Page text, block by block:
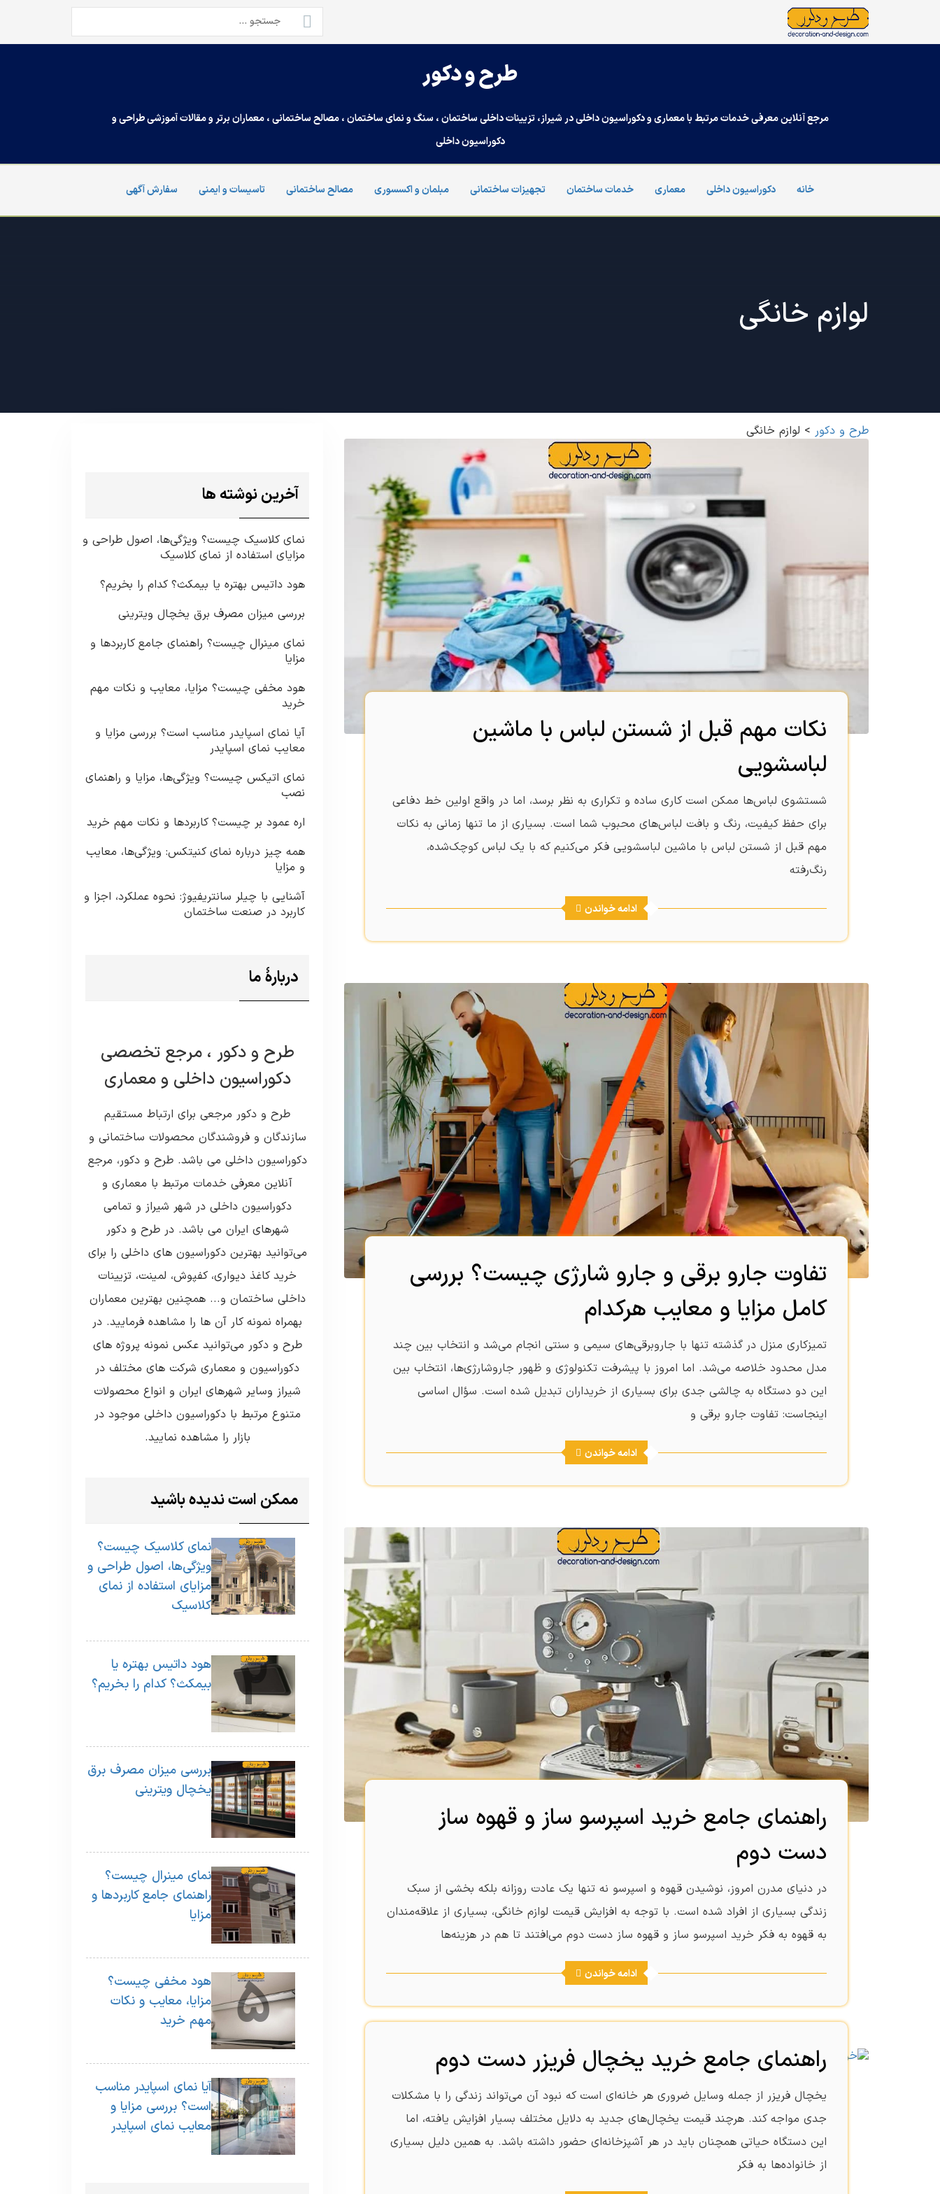
جستجو
برای:
طرح و دکور
مرجع آنلاین معرفی خدمات مرتبط با معماری و دکوراسیون داخلی در شیراز، تزیینات داخلی ساختمان ، سنگ و نمای ساختمان ، مصالح ساختمانی ، معماران برتر و مقالات آموزشی طراحی و
دکوراسیون داخلی
خانه دکوراسیون داخلی معماری خدمات ساختمان تجهیزات ساختمانی مبلمان و اکسسوری مصالح ساختمانی تاسیسات و ایمنی سفارش آگهی
لوازم خانگی
طرح و دکور > لوازم خانگی
نکات مهم قبل از شستن لباس با ماشین
لباسشویی
شستشوی لباس‌ها ممکن است کاری ساده و تکراری به نظر برسد، اما در واقع اولین خط دفاعی
برای حفظ کیفیت، رنگ و بافت لباس‌های محبوب شما است. بسیاری از ما تنها زمانی به نکات
مهم قبل از شستن لباس با ماشین لباسشویی فکر می‌کنیم که با یک لباس کوچک‌شده،
رنگ‌رفته
ادامه خواندن
تفاوت جارو برقی و جارو شارژی چیست؟ بررسی
کامل مزایا و معایب هرکدام
تمیزکاری منزل در گذشته تنها با جاروبرقی‌های سیمی و سنتی انجام می‌شد و انتخاب بین چند
مدل محدود خلاصه می‌شد. اما امروز با پیشرفت تکنولوژی و ظهور جاروشارژی‌ها، انتخاب بین
این دو دستگاه به چالشی جدی برای بسیاری از خریداران تبدیل شده است. سؤال اساسی
اینجاست: تفاوت جارو برقی و
ادامه خواندن
راهنمای جامع خرید اسپرسو ساز و قهوه ساز
دست دوم
در دنیای مدرن امروز، نوشیدن قهوه و اسپرسو نه تنها یک عادت روزانه بلکه بخشی از سبک
زندگی بسیاری از افراد شده است. با توجه به افزایش قیمت لوازم خانگی، بسیاری از علاقه‌مندان
به قهوه به فکر خرید اسپرسو ساز و قهوه ساز دست دوم می‌افتند تا هم در هزینه‌ها
ادامه خواندن
راهنمای جامع خرید یخچال فریزر دست دوم
یخچال فریزر از جمله وسایل ضروری هر خانه‌ای است که نبود آن می‌تواند زندگی را با مشکلات
جدی مواجه کند. هرچند قیمت یخچال‌های جدید به دلایل مختلف بسیار افزایش یافته، اما
این دستگاه حیاتی همچنان باید در هر آشپزخانه‌ای حضور داشته باشد. به همین دلیل بسیاری
از خانواده‌ها به فکر
آخرین نوشته ها
نمای کلاسیک چیست؟ ویژگی‌ها، اصول طراحی و
مزایای استفاده از نمای کلاسیک
هود داتیس بهتره یا بیمکث؟ کدام را بخریم؟
بررسی میزان مصرف برق یخچال ویترینی
نمای مینرال چیست؟ راهنمای جامع کاربردها و
مزایا
هود مخفی چیست؟ مزایا، معایب و نکات مهم
خرید
آیا نمای اسپایدر مناسب است؟ بررسی مزایا و
معایب نمای اسپایدر
نمای اتیکس چیست؟ ویژگی‌ها، مزایا و راهنمای
نصب
اره عمود بر چیست؟ کاربردها و نکات مهم خرید
همه چیز درباره نمای کنیتکس: ویژگی‌ها، معایب
و مزایا
آشنایی با چیلر سانتریفیوژ: نحوه عملکرد، اجزا و
کاربرد در صنعت ساختمان
دربارۀ ما
طرح و دکور ، مرجع تخصصی
دکوراسیون داخلی و معماری
طرح و دکور مرجعی برای ارتباط مستقیم
سازندگان و فروشندگان محصولات ساختمانی و
دکوراسیون داخلی می باشد. طرح و دکور، مرجع
آنلاین معرفی خدمات مرتبط با معماری و
دکوراسیون داخلی در شهر شیراز و تمامی
شهرهای ایران می باشد. در طرح و دکور
می‌توانید بهترین دکوراسیون های داخلی را برای
خرید کاغذ دیواری، کفپوش، لمینت، تزیینات
داخلی ساختمان و... همچنین بهترین معماران
بهمراه نمونه کار آن ها را مشاهده فرمایید. در
طرح و دکور می‌توانید عکس نمونه پروژه های
دکوراسیون و معماری شرکت های مختلف در
شیراز وسایر شهرهای ایران و انواع محصولات
متنوع مرتبط با دکوراسیون داخلی موجود در
بازار را مشاهده نمایید.
ممکن است ندیده باشید
1
نمای کلاسیک چیست؟
ویژگی‌ها، اصول طراحی و
مزایای استفاده از نمای
کلاسیک
2
هود داتیس بهتره یا
بیمکث؟ کدام را بخریم؟
3
بررسی میزان مصرف برق
یخچال ویترینی
4
نمای مینرال چیست؟
راهنمای جامع کاربردها و
مزایا
5
هود مخفی چیست؟
مزایا، معایب و نکات
مهم خرید
6
آیا نمای اسپایدر مناسب
است؟ بررسی مزایا و
معایب نمای اسپایدر